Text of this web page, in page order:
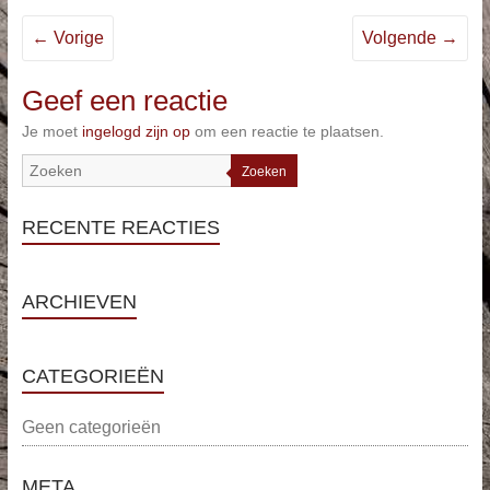
← Vorige Volgende →
Geef een reactie
Je moet ingelogd zijn opom een reactie te plaatsen.
Zoeken
RECENTE REACTIES
ARCHIEVEN
CATEGORIEËN
Geen categorieën